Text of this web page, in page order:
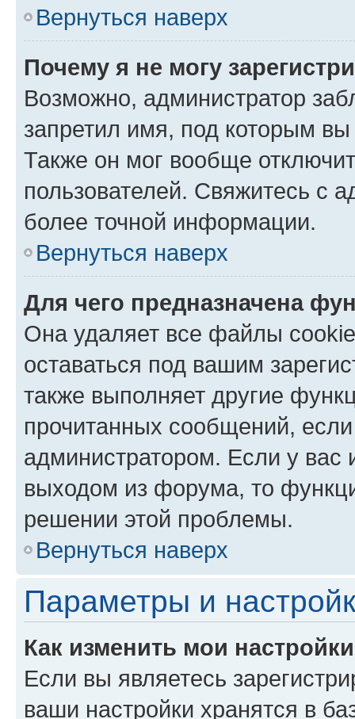
Вернуться наверх
Почему я не могу
Возможно, администратор
запретил имя, под которым вы
Также он мог вообще
пользователей. Свяжитесь с
более точной информации.
Вернуться наверх
Для чего предназначена
Она удаляет все файлы
оставаться под вашим
также выполняет другие
прочитанных сообщений,
администратором. Если у
выходом из форума, то
решении этой проблемы.
Вернуться наверх
Параметры и
Как изменить мои
Если вы являетесь
ваши настройки хранятся в